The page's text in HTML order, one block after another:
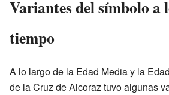
Variantes del símbolo a
tiempo
A lo largo de la Edad Media y la
de la Cruz de Alcoraz tuvo algunas